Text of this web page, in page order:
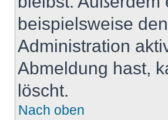
beispielsweise
Administration
Abmeldung hast,
löscht.
Nach oben